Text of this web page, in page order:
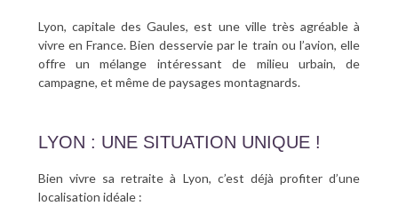
Lyon, capitale des Gaules, est une ville très agréable à
vivre en France. Bien desservie par le train ou l’avion, elle
offre un mélange intéressant de milieu urbain, de
campagne, et même de paysages montagnards.
LYON : UNE SITUATION UNIQUE !
Bien vivre sa retraite à Lyon, c’est déjà profiter d’une
localisation idéale :